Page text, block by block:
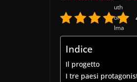
Indice
Il progetto
I tre paesi